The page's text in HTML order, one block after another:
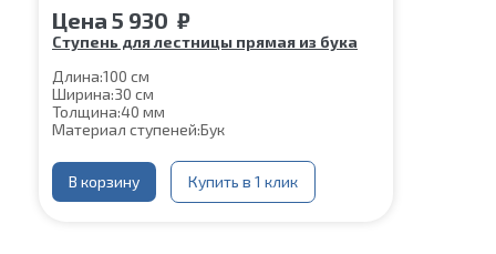
Цена 5 930 ₽
Ступень для лестницы прямая из бука
Длина:100 см
Ширина:30 см
Толщина:40 мм
Материал ступеней:Бук
В корзину Купить в 1 клик